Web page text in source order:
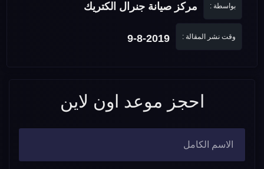
بواسطة : مركز صيانة جنرال الكتريك
وقت نشر المقالة : 9-8-2019
احجز موعد اون لاين